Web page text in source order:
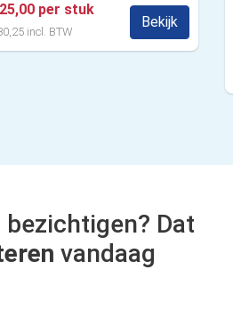
per stuk
incl. BTW
Bekijk
Dat
vandaag